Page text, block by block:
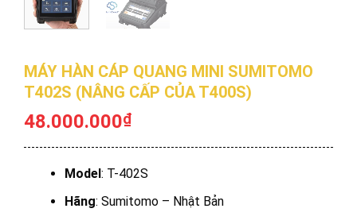
MÁY HÀN CÁP QUANG MINI SUMITOMO
T402S (NÂNG CẤP CỦA T400S)
48.000.000₫
Model : T-402S
Hãng: Sumitomo – Nhật Bản